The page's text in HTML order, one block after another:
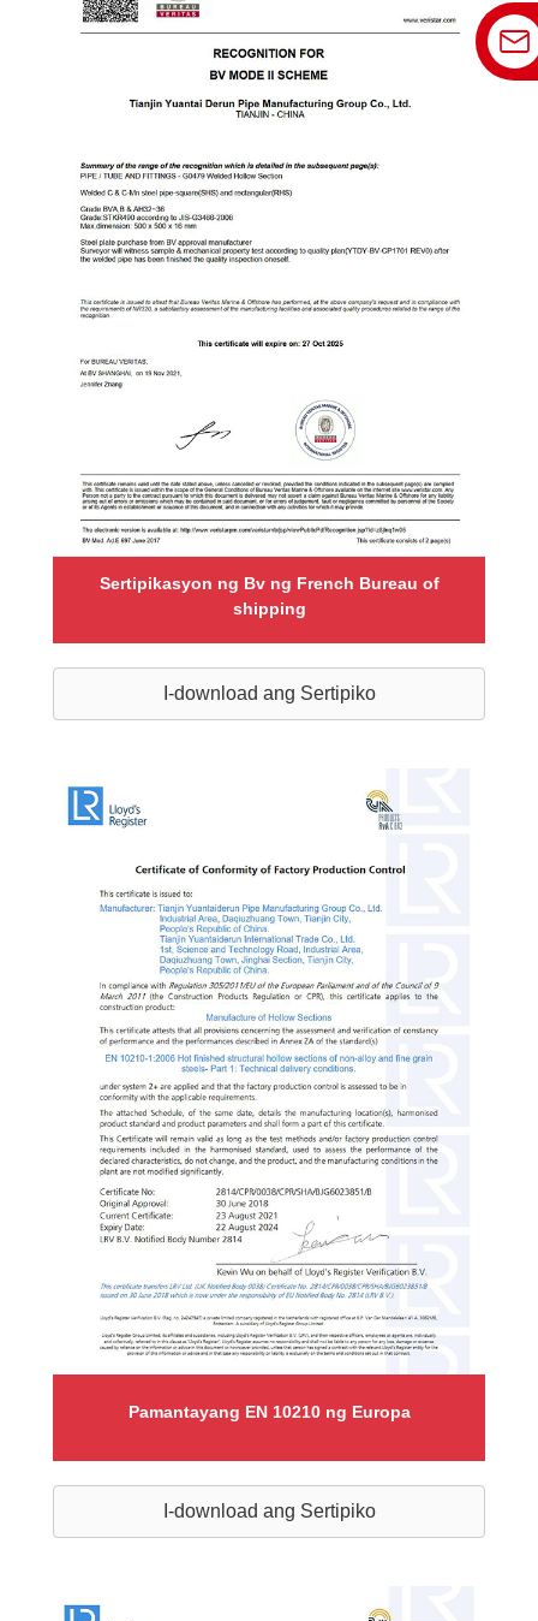
Sertipikasyon ng Bv ng French Bureau of
shipping
I-download ang Sertipiko
Pamantayang EN 10210 ng Europa
I-download ang Sertipiko